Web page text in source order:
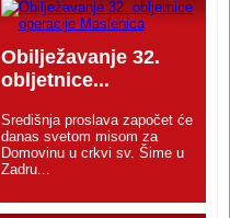
Obilježavanje 32.
obljetnice...
Središnja proslava započet će
danas svetom misom za
Domovinu u crkvi sv. Šime u
Zadru...